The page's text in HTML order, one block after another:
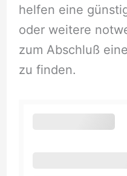
helfen eine
oder weitere
zum Abschluß
zu finden.